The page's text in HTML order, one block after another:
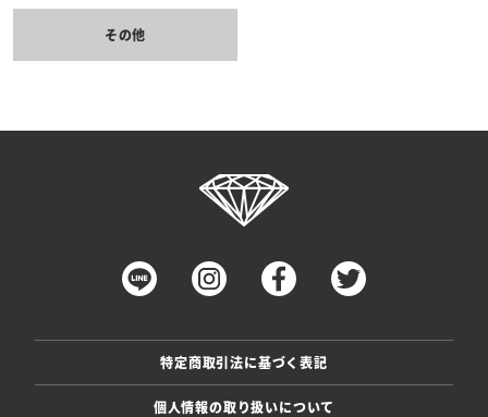
その他
特定商取引法に基づく表記
個人情報の取り扱いについて